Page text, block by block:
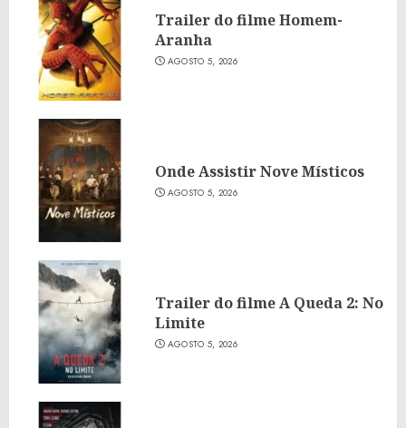
Trailer do filme Homem-
Aranha
AGOSTO 5, 2026
Onde Assistir Nove Místicos
AGOSTO 5, 2026
Trailer do filme A Queda 2: No
Limite
AGOSTO 5, 2026